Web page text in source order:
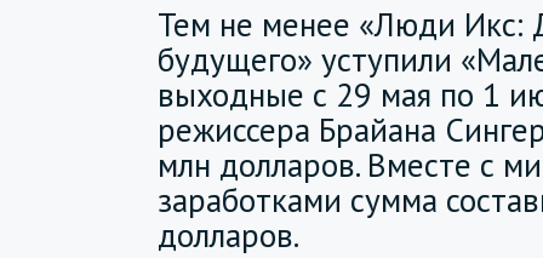
Тем не менее «Люди Икс:
будущего» уступили
выходные с 29 мая по 1
режиссера Брайана
млн долларов. Вместе с
заработками сумма
долларов.